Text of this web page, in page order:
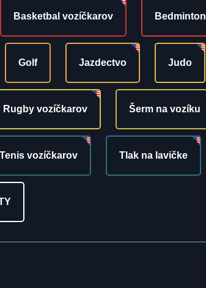
Basketbal vozíčkarov Bedminton
Golf Jazdectvo Judo
Rugby vozíčkarov Šerm na vozíku
Tenis vozíčkarov Tlak na lavičke